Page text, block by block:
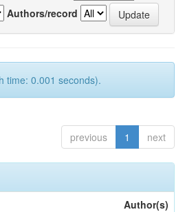
Authors/record
time: 0.001 seconds).
previous 1 next
Author(s)